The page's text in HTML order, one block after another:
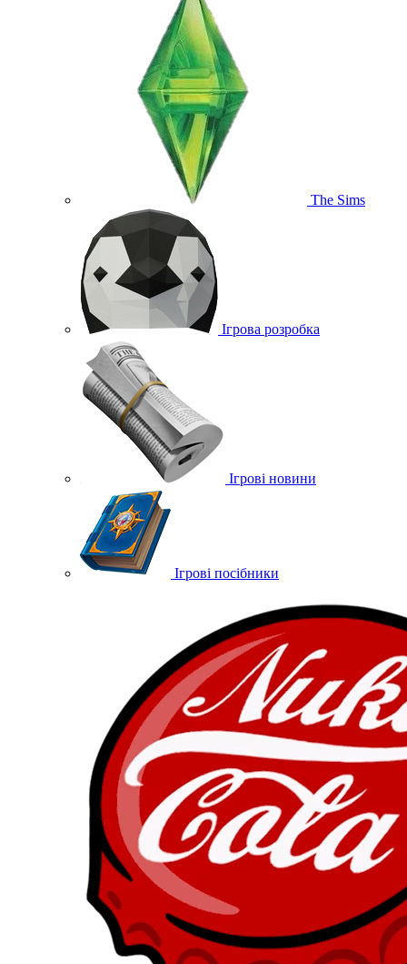
The Sims
Ігрова розробка
Ігрові новини
Ігрові посібники